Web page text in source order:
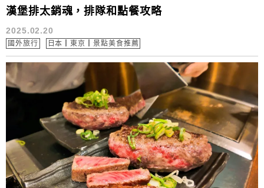
漢堡排太銷魂，排隊和點餐攻略
2025.02.20
國外旅行 日本┃東京┃景點美食推薦